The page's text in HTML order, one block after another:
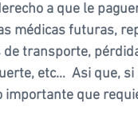
a que le
médicas futuras,
de transporte,
etc…  Asi que,
importante que